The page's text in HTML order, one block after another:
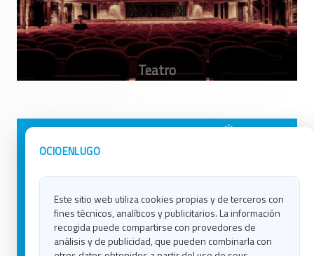
OCIOENLUGO
Este sitio web utiliza cookies propias y de terceros con
fines técnicos, analíticos y publicitarios. La información
recogida puede compartirse con provedores de
análisis y de publicidad, que pueden combinarla con
Avisos Legales
Contacto
Política de Cookies
Ocio en Lugo
Ocio en Ourense
Ocio en Pontevedra
Ocio en Santiago